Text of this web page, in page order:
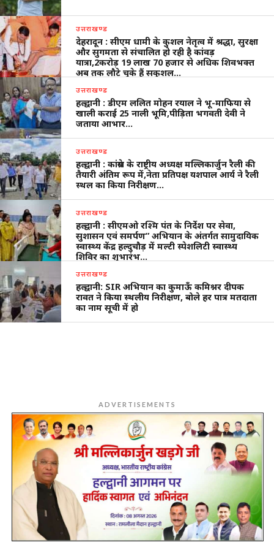
उत्तराखण्ड
देहरादून : सीएम धामी के कुशल नेतृत्व में श्रद्धा, सुरक्षा
और सुगमता से संचालित हो रही है कांवड़
यात्रा,2करोड़ 19 लाख 70 हजार से अधिक शिवभक्त
अब तक लौटे चुके हैं सकुशल…
उत्तराखण्ड
हल्द्वानी : डीएम ललित मोहन रयाल ने भू-माफिया से
खाली कराई 25 नाली भूमि,पीड़िता भगवती देवी ने
जताया आभार…
उत्तराखण्ड
हल्द्वानी : कांग्रेस के राष्ट्रीय अध्यक्ष मल्लिकार्जुन रैली की
तैयारी अंतिम रूप में,नेता प्रतिपक्ष यशपाल आर्य ने रैली
स्थल का किया निरीक्षण…
उत्तराखण्ड
हल्द्वानी : सीएमओ रश्मि पंत के निर्देश पर सेवा,
सुशासन एवं समर्पण” अभियान के अंतर्गत सामुदायिक
स्वास्थ्य केंद्र हल्दुचौड़ में मल्टी स्पेशलिटी स्वास्थ्य
शिविर का शुभारंभ…
उत्तराखण्ड
हल्द्वानी: SIR अभियान का कुमाऊँ कमिश्नर दीपक
रावत ने किया स्थलीय निरीक्षण, बोले हर पात्र मतदाता
का नाम सूची में हो
ADVERTISEMENTS